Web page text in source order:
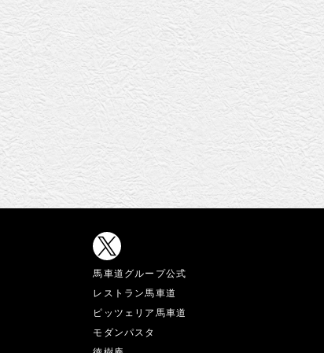
馬車道グループ公式
レストラン馬車道
ピッツェリア馬車道
モダンパスタ